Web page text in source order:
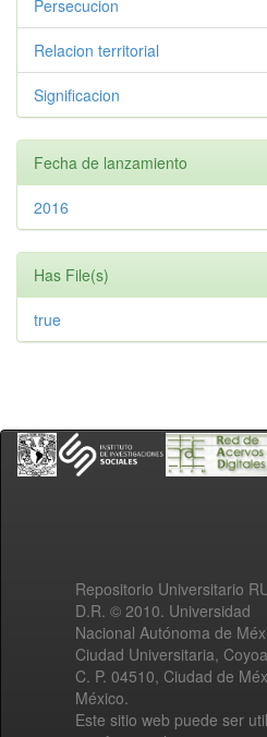
Persecucion
Relacion territorial
Significacion
Fecha de lanzamiento
2016
Has File(s)
true
Repositorio Universitario
D.R. © 2010. Universidad
Nacional Autónoma de
Ciudad Universitaria,
C. P. 04510, Ciudad de
México.
Este sitio web puede ser